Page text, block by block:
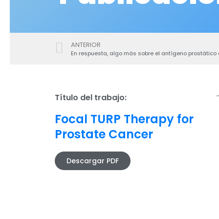
ANTERIOR
En respuesta, algo más sobre el antígeno
Título del trabajo:
Focal TURP Therapy for
Prostate Cancer
Descargar PDF